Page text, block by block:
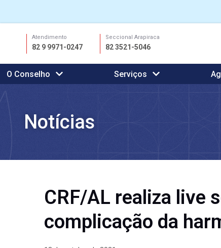
conteúdo
Atendimento
82 9 9971-0247
Seccional Arapiraca
82 3521-5046
O Conselho Serviços
Notícias
CRF/AL realiza live
complicação da